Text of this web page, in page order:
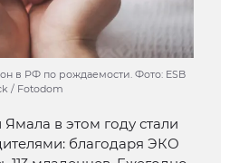
в РФ по рождаемости. Фото: ESB
/ Fotodom
в этом году стали
благодаря ЭКО